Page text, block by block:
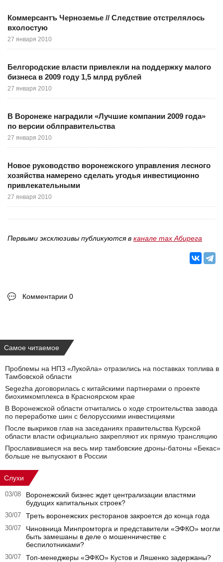
Коммерсантъ Черноземье // Следствие отстрелялось
вхолостую
27 января 2010
Белгородские власти привлекли на поддержку малого
бизнеса в 2009 году 1,5 млрд рублей
27 января 2010
В Воронеже наградили «Лучшие компании 2009 года»
по версии облправительства
27 января 2010
Новое руководство воронежского управления лесного
хозяйства намерено сделать угодья инвестиционно
привлекательными
27 января 2010
Первыми эксклюзивы публикуются в канале max Абирега
Комментарии 0
Самое читаемое
Проблемы на НПЗ «Лукойла» отразились на поставках топлива в
Тамбовской области
Segezha договорилась с китайскими партнерами о проекте
биохимкомплекса в Красноярском крае
В Воронежской области отчитались о ходе строительства завода
по переработке шин с белорусскими инвестициями
После выкриков глав на заседаниях правительства Курской
области власти официально закрепляют их прямую трансляцию
Прославившиеся на весь мир тамбовские дроны-батоны «Бекас»
больше не выпускают в России
Слухи
03/08
Воронежский бизнес ждет централизации властями
будущих капитальных строек?
30/07 Треть воронежских ресторанов закроется до конца года
30/07
Чиновница Минпромторга и представители «ЭФКО» могли
быть замешаны в деле о мошенничестве с
беспилотниками?
30/07 Топ-менеджеры «ЭФКО» Кустов и Ляшенко задержаны?